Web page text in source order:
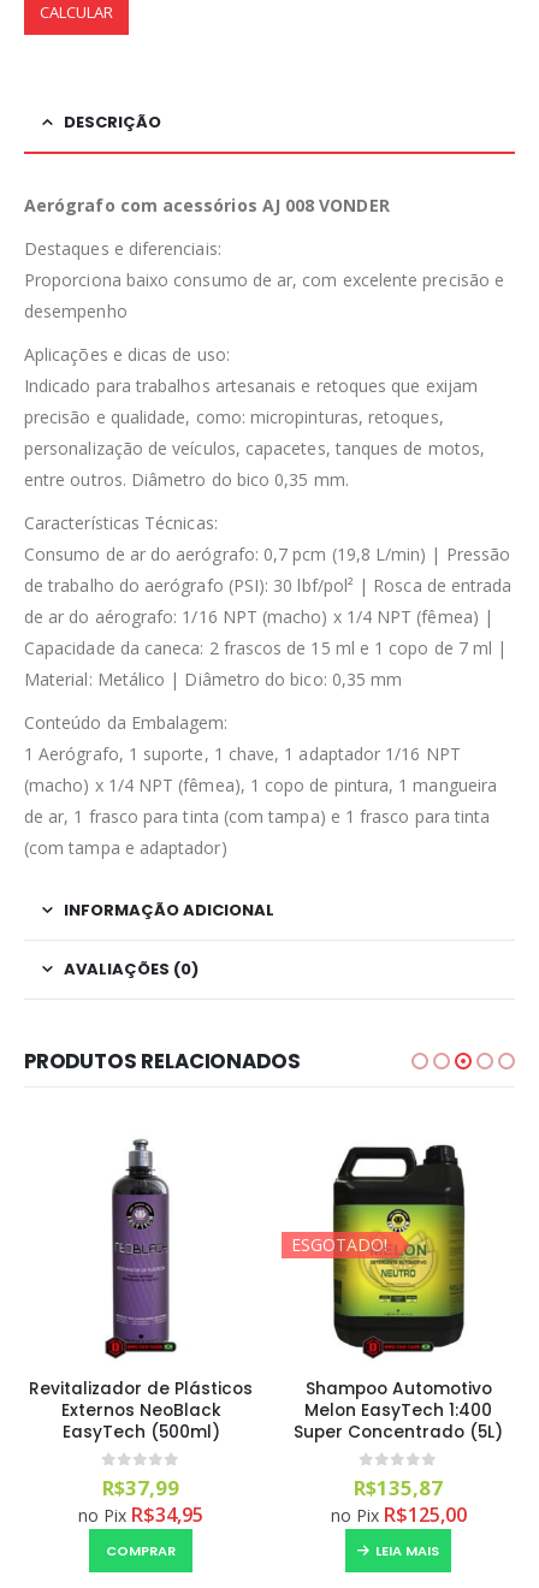
CALCULAR
DESCRIÇÃO
Aerógrafo com acessórios AJ 008 VONDER
Destaques e diferenciais:
Proporciona baixo consumo de ar, com excelente precisão e
desempenho
Aplicações e dicas de uso:
Indicado para trabalhos artesanais e retoques que exijam
precisão e qualidade, como: micropinturas, retoques,
personalização de veículos, capacetes, tanques de motos,
entre outros. Diâmetro do bico 0,35 mm.
Características Técnicas:
Consumo de ar do aerógrafo: 0,7 pcm (19,8 L/min) | Pressão
de trabalho do aerógrafo (PSI): 30 lbf/pol² | Rosca de entrada
de ar do aérografo: 1/16 NPT (macho) x 1/4 NPT (fêmea) |
Capacidade da caneca: 2 frascos de 15 ml e 1 copo de 7 ml |
Material: Metálico | Diâmetro do bico: 0,35 mm
Conteúdo da Embalagem:
1 Aerógrafo, 1 suporte, 1 chave, 1 adaptador 1/16 NPT
(macho) x 1/4 NPT (fêmea), 1 copo de pintura, 1 mangueira
de ar, 1 frasco para tinta (com tampa) e 1 frasco para tinta
(com tampa e adaptador)
INFORMAÇÃO ADICIONAL
AVALIAÇÕES (0)
PRODUTOS RELACIONADOS
Revitalizador de Plásticos
Externos NeoBlack
EasyTech (500ml)
0 out of 5
R$37,99
no Pix R$34,95
COMPRAR
ESGOTADO!
Shampoo Automotivo
Melon EasyTech 1:400
Super Concentrado (5L)
0out of 5
R$135,87
no Pix R$125,00
LEIA MAIS